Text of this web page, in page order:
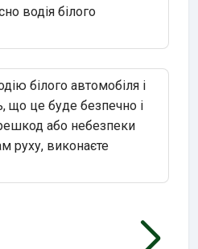
водія білого
білого автомобіля і
що це буде безпечно і
або небезпеки
руху, виконаєте